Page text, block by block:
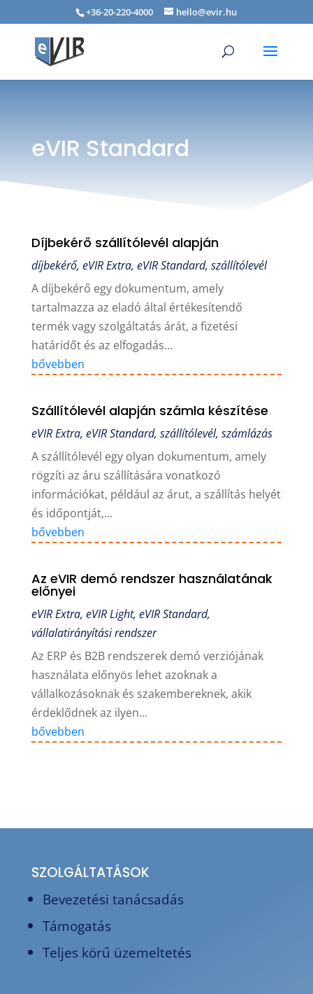
+36-20-220-4000 hello@evir.hu
eVIR Standard
Díjbekérő szállítólevél alapján
díjbekérő, eVIR Extra, eVIR Standard, szállítólevél
A díjbekérő egy dokumentum, amely
tartalmazza az eladó által értékesítendő
termék vagy szolgáltatás árát, a fizetési
határidőt és az elfogadás...
bővebben
Szállítólevél alapján számla készítése
eVIR Extra, eVIR Standard, szállítólevél, számlázás
A szállítólevél egy olyan dokumentum, amely
rögzíti az áru szállítására vonatkozó
információkat, például az árut, a szállítás helyét
és időpontját,...
bővebben
Az eVIR demó rendszer használatának
előnyei
eVIR Extra, eVIR Light, eVIR Standard,
vállalatirányítási rendszer
Az ERP és B2B rendszerek demó verziójának
használata előnyös lehet azoknak a
vállalkozásoknak és szakembereknek, akik
érdeklődnek az ilyen...
bővebben
SZOLGÁLTATÁSOK
Bevezetési tanácsadás
Támogatás
Teljes körű üzemeltetés